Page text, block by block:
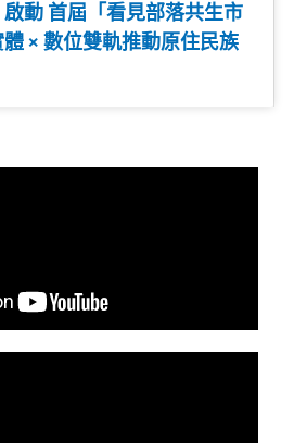
動 首屆「看見部落共生市
× 數位雙軌推動原住民族